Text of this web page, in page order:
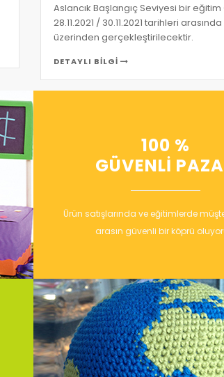
Aslancık Başlangıç Seviyesi bir
28.11.2021 / 30.11.2021 tarihleri
üzerinden gerçekleştirilecektir.
DETAYLI BILGI
100 %
GÜVENLİ
Ürün satışlarında ve eğitimlerde
arasın güvenli bir köprü